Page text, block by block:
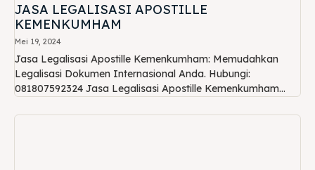
JASA LEGALISASI APOSTILLE
KEMENKUMHAM
Mei 19, 2024
Jasa Legalisasi Apostille Kemenkumham: Memudahkan
Legalisasi Dokumen Internasional Anda. Hubungi:
081807592324 Jasa Legalisasi Apostille Kemenkumham...